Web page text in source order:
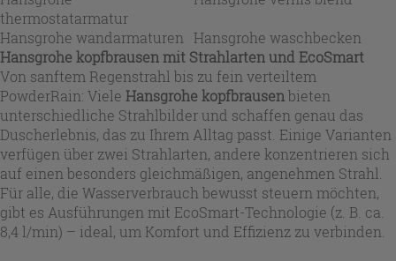
thermostatarmatur
Hansgrohe wandarmaturen
Hansgrohe waschbecken
Hansgrohe kopfbrausenmit Strahlarten und EcoSmart
Von sanftem Regenstrahl bis zu fein verteiltem
PowderRain: Viele Hansgrohe kopfbrausenbieten
unterschiedliche Strahlbilder und schaffen genau das
Duscherlebnis, das zu Ihrem Alltag passt. Einige Varianten
verfügen über zwei Strahlarten, andere konzentrieren sich
auf einen besonders gleichmäßigen, angenehmen Strahl.
Für alle, die Wasserverbrauch bewusst steuern möchten,
gibt es Ausführungen mit EcoSmart-Technologie (z. B. ca.
8,4 l/min) – ideal, um Komfort und Effizienz zu verbinden.